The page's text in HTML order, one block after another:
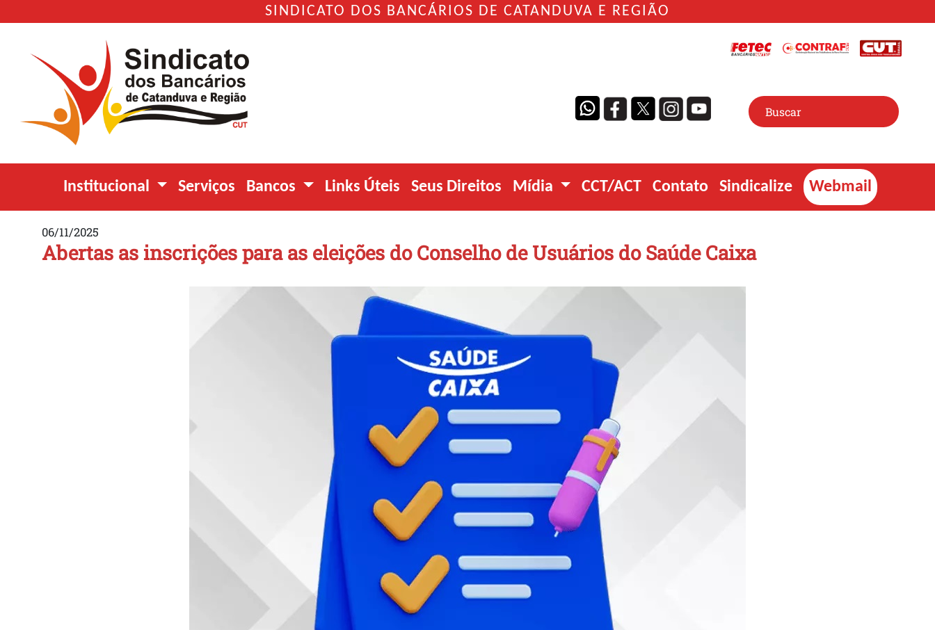
SINDICATO DOS BANCÁRIOS DE CATANDUVA E REGIÃO
Institucional Serviços Bancos Links Úteis Seus Direitos Mídia CCT/ACT Contato Sindicalize Webmail
06/11/2025
Abertas as inscrições para as eleições do Conselho de Usuários do Saúde Caixa